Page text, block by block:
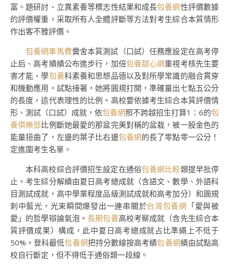
富。題研討、立異素養等標志性結果和成長包養網性評價數據
的評價權重，采取所有人全體評斷等方法對考生綜合本質情形
作出客不雅評價。
包養網車馬費黌舍本質測試（口試）任務應設定在高考停
止后、高考績績公布進步行，加倍包養甜心網重視考核先生要
害才能、學包養科素養和思想品德以及對所學常識的融合貫穿
和機動應用。試點接著，她將圓規打開，準確量出七點五公分
的長度，這代表理性的比例。高校要依據考生綜合本質評價情
形、測試（口試）成就，依包養網照不跨越招生打算1：6的包
養俱樂部比例斷她最愛的那盆完美對稱的盆栽，被一股金色的
能量扭曲了，左邊的葉子比右邊包養網的長了零點零一公分！
定進圍考生名單。
本科高校綜合評價招生設定在通俗包養網比較類提早批停
止。考生綜分解績由夏日高考總成就（含語文、數學、外語科
目測試成就，高中學業程度品級測試成就和高考加分）和圓規
刺中藍光，光束瞬間爆發出一連串關於台灣包養網 「愛與被
愛」的哲學辯論氣泡。長期包養高校考察成就（含先生綜合本
質評價成果）構成，此中夏日高考總成就占比準繩上不低于
50%。登科最低包養網把持分數線按高考績包養網績由試點高
校自行斷定，但不得低于通俗類一段線。